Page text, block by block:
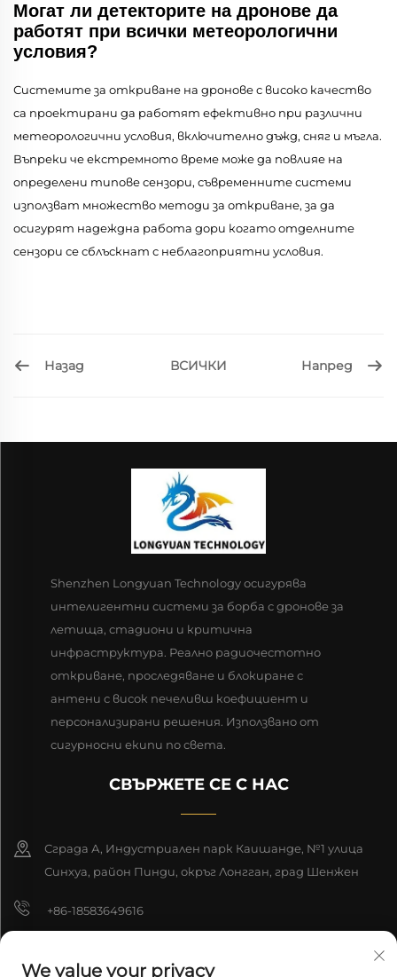
Могат ли детекторите на дронове да
работят при всички метеорологични
условия?
Системите за откриване на дронове с високо качество
са проектирани да работят ефективно при различни
метеорологични условия, включително дъжд, сняг и мъгла.
Въпреки че екстремното време може да повлияе на
определени типове сензори, съвременните системи
използват множество методи за откриване, за да
осигурят надеждна работа дори когато отделните
сензори се сблъскнат с неблагоприятни условия.
Назад ВСИЧКИ Напред
Shenzhen Longyuan Technology осигурява
интелигентни системи за борба с дронове за
летища, стадиони и критична
инфраструктура. Реално радиочестотно
откриване, проследяване и блокиране с
антени с висок печеливш коефициент и
персонализирани решения. Използвано от
сигурносни екипи по света.
СВЪРЖЕТЕ СЕ С НАС
Сграда А, Индустриален парк Каишанде, №1 улица
Синхуа, район Пинди, окръг Лонгган, град Шенжен
+86-18583649616
We value your privacy